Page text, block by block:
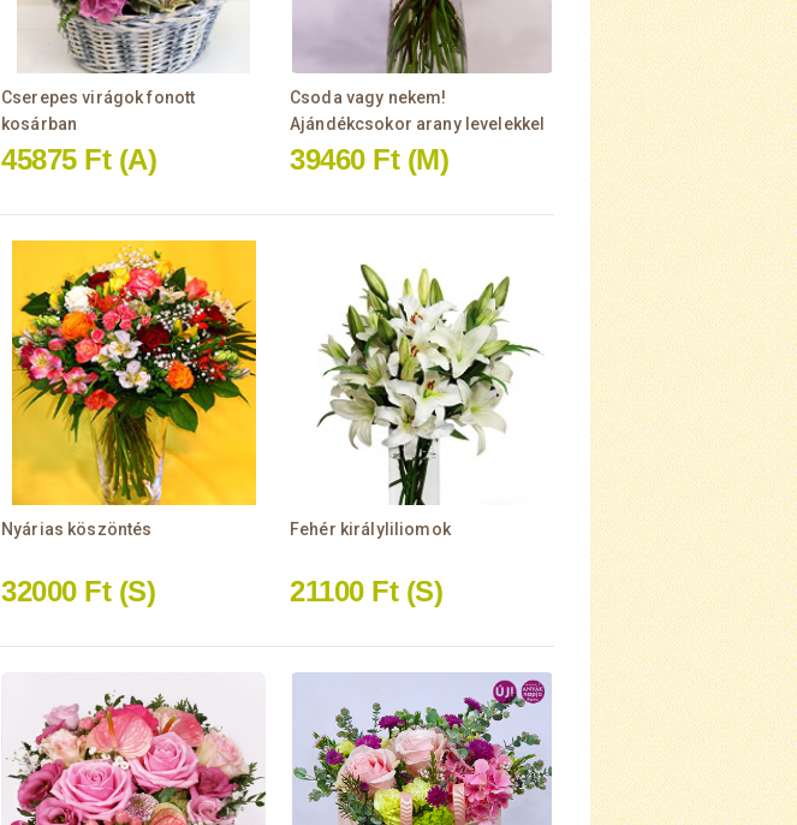
Cserepes virágok fonott
kosárban
45875 Ft (A)
Csoda vagy nekem!
Ajándékcsokor arany levelekkel
39460 Ft (M)
Nyárias köszöntés
32000 Ft (S)
Fehér királyliliomok
21100 Ft (S)